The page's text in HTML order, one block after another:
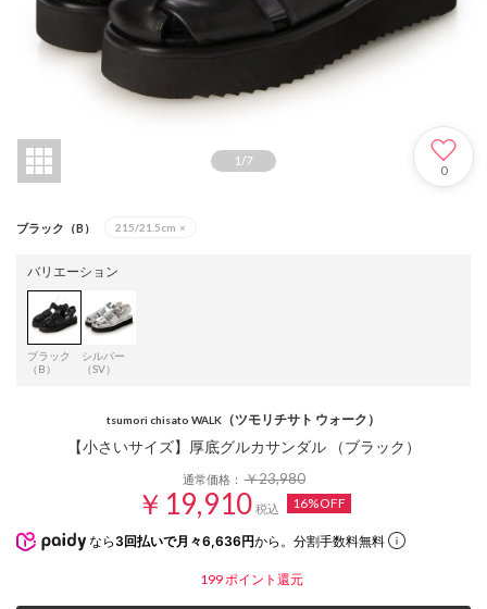
1/7
0
ブラック（B） 215/21.5cm ×
バリエーション
ブラック
（B）
シルバー
（SV）
tsumori chisato WALK （ツモリチサト ウォーク）
【小さいサイズ】厚底グルカサンダル （ブラック）
通常価格：￥23,980
￥19,910 税込 16%OFF
なら 3回払いで月々6,636円から。分割手数料無料
199 ポイント還元